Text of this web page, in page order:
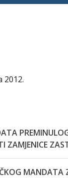
2012.
MANDATA